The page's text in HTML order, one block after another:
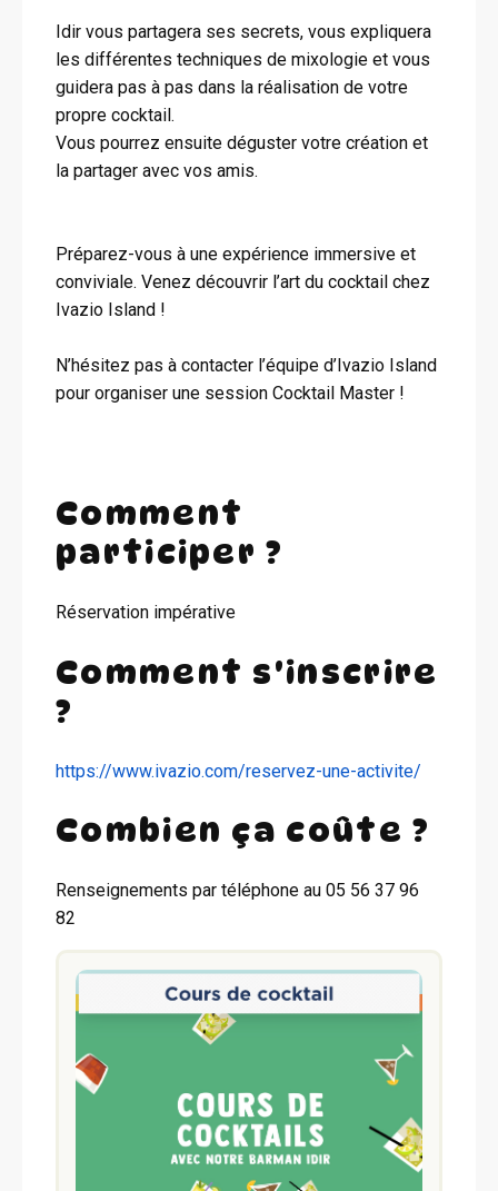
Idir vous partagera ses secrets, vous expliquera
les différentes techniques de mixologie et vous
guidera pas à pas dans la réalisation de votre
propre cocktail.
Vous pourrez ensuite déguster votre création et
la partager avec vos amis.
Préparez-vous à une expérience immersive et
conviviale. Venez découvrir l’art du cocktail chez
Ivazio Island !
N’hésitez pas à contacter l’équipe d’Ivazio Island
pour organiser une session Cocktail Master !
Comment
participer ?
Réservation impérative
Comment s'inscrire
?
https://www.ivazio.com/reservez-une-activite/
Combien ça coûte ?
Renseignements par téléphone au 05 56 37 96
82